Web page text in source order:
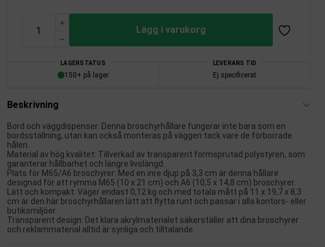
Lägg i varukorg
LAGERSTATUS
150+ på lager
LEVERANS TID
Ej specificerat
Beskrivning
Bord och väggdispenser: Denna broschyrhållare fungerar inte bara som en
bordsställning, utan kan också monteras på väggen tack vare de förborrade
hålen.
Material av hög kvalitet: Tillverkad av transparent formsprutad polystyren, som
garanterar hållbarhet och längre livslängd.
Plats för M65/A6 broschyrer: Med en inre djup på 3,3 cm är denna hållare
designad för att rymma M65 (10 x 21 cm) och A6 (10,5 x 14,8 cm) broschyrer.
Lätt och kompakt: Väger endast 0,12 kg och med totala mått på 11 x 19,7 x 8,3
cm är den här broschyrhållaren lätt att flytta runt och passar i alla kontors- eller
butiksmiljöer.
Transparent design: Det klara akrylmaterialet säkerställer att dina broschyrer
och reklammaterial alltid är synliga och tilltalande.